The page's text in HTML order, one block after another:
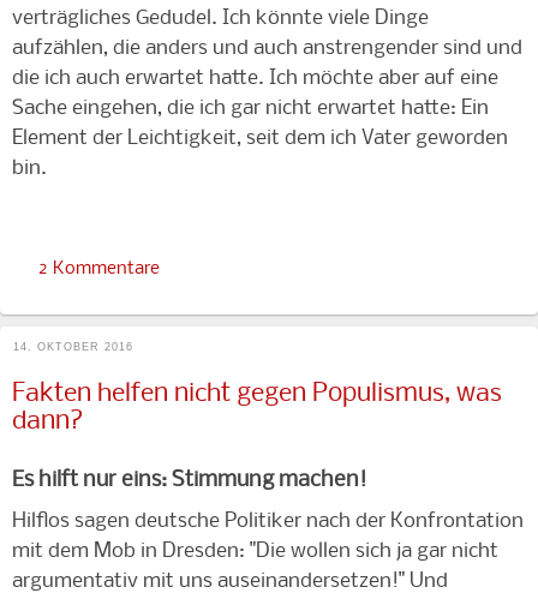
verträgliches Gedudel. Ich könnte viele Dinge
aufzählen, die anders und auch anstrengender sind und
die ich auch erwartet hatte. Ich möchte aber auf eine
Sache eingehen, die ich gar nicht erwartet hatte: Ein
Element der Leichtigkeit, seit dem ich Vater geworden
bin.
2 Kommentare
14. OKTOBER 2016
Fakten helfen nicht gegen Populismus, was
dann?
Es hilft nur eins: Stimmung machen!
Hilflos sagen deutsche Politiker nach der Konfrontation
mit dem Mob in Dresden: "Die wollen sich ja gar nicht
argumentativ mit uns auseinandersetzen!" Und